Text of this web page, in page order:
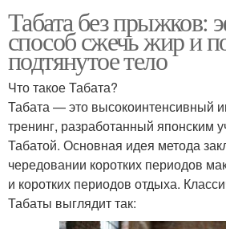
Табата без прыжков:
способ сжечь жир и
подтянутое тело
Что такое Табата?
Табата — это высокоинтенсивный
тренинг, разработанный японским
Табатой. Основная идея метода
чередовании коротких периодов
и коротких периодов отдыха.
Табаты выглядит так: